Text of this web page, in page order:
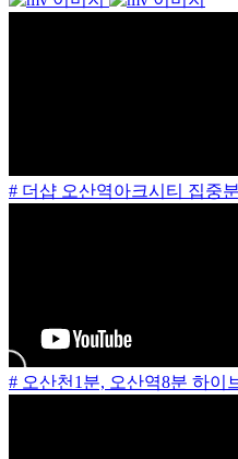
# 더샵 오산역아크시티 집중
# 오산천1분, 오산역8분 하이